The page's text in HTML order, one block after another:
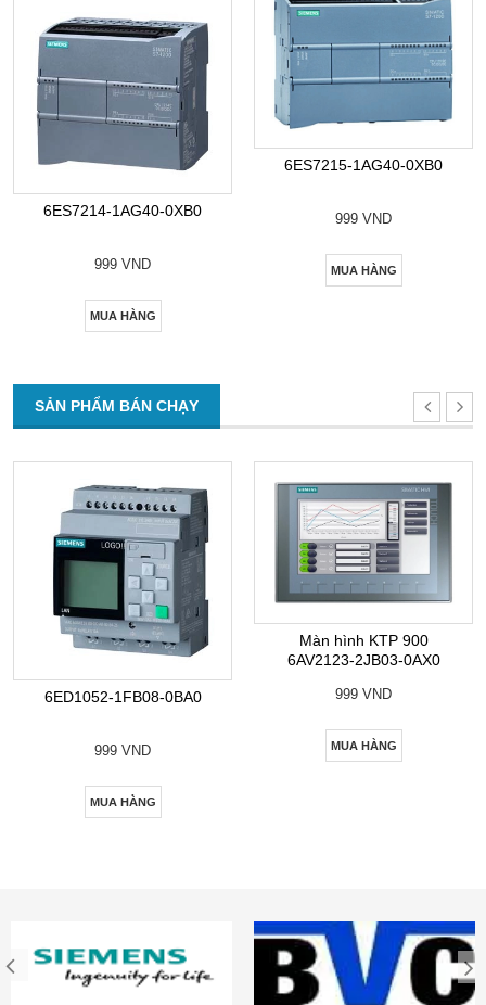
6ES7214-1AG40-0XB0
999 VND
MUA HÀNG
6ES7215-1AG40-0XB0
999 VND
MUA HÀNG
SẢN PHẨM BÁN CHẠY
6ED1052-1FB08-0BA0
999 VND
MUA HÀNG
Màn hình KTP 900
6AV2123-2JB03-0AX0
999 VND
MUA HÀNG